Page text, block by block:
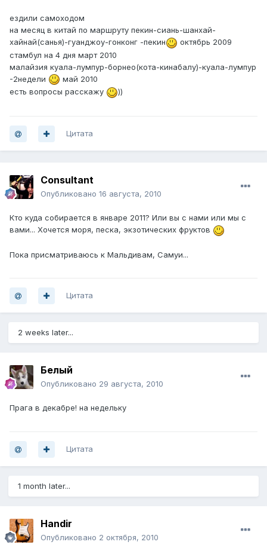
ездили самоходом
на месяц в китай по маршруту пекин-сиань-шанхай-
хайнай(санья)-гуанджоу-гонконг -пекин
октябрь 2009
стамбул на 4 дня март 2010
малайзия куала-лумпур-борнео(кота-кинабалу)-куала-лумпур
-2недели
май 2010
есть вопросы расскажу
))
Цитата
Consultant
Опубликовано 16 августа, 2010
Кто куда собирается в январе 2011? Или вы с нами или мы с
вами... Хочется моря, песка, экзотических фруктов
Пока присматриваюсь к Мальдивам, Самуи...
Цитата
2 weeks later...
Белый
Опубликовано 29 августа, 2010
Прага в декабре! на недельку
Цитата
1 month later...
Handir
Опубликовано 2 октября, 2010